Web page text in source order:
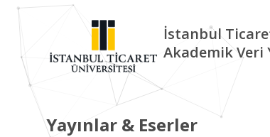
İstanbul
Akademik Veri
Yayınlar & Eserler